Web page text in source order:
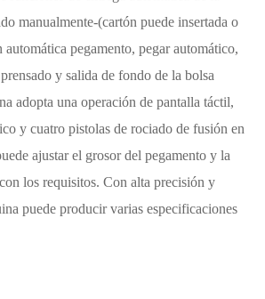
manualmente-(cartón puede insertada o
pegamento, pegar automático,
y salida de fondo de la bolsa
adopta una operación de pantalla táctil,
y cuatro pistolas de rociado de fusión en
ajustar el grosor del pegamento y la
los requisitos. Con alta precisión y
puede producir varias especificaciones